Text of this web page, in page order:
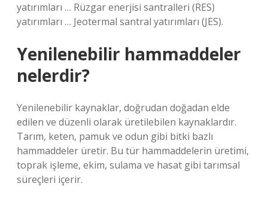
yatırımları … Rüzgar enerjisi santralleri (RES)
yatırımları … Jeotermal santral yatırımları (JES).
Yenilenebilir hammaddeler
nelerdir?
Yenilenebilir kaynaklar, doğrudan doğadan elde
edilen ve düzenli olarak üretilebilen kaynaklardır.
Tarım, keten, pamuk ve odun gibi bitki bazlı
hammaddeler üretir. Bu tür hammaddelerin üretimi,
toprak işleme, ekim, sulama ve hasat gibi tarımsal
süreçleri içerir.